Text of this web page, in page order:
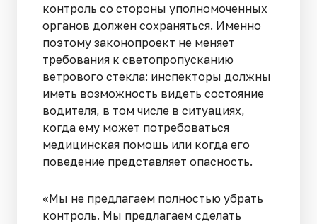
контроль со стороны уполномоченных
органов должен сохраняться. Именно
поэтому законопроект не меняет
требования к светопропусканию
ветрового стекла: инспекторы должны
иметь возможность видеть состояние
водителя, в том числе в ситуациях,
когда ему может потребоваться
медицинская помощь или когда его
поведение представляет опасность.
«Мы не предлагаем полностью убрать
контроль. Мы предлагаем сделать